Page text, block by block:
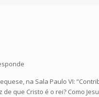
na Sala Paulo VI:
que Cristo é o rei? Como